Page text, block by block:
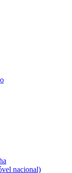
nacional)